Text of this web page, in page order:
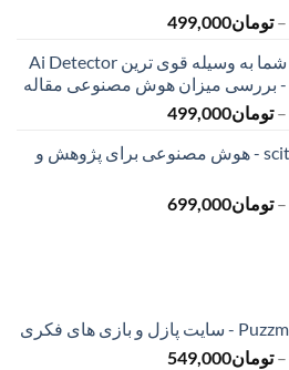
تومان399,000
– تومان499,000محدوده
تومان199,000
تا
تومان499,000
بررسی مقالات شما به وسیله قوی ترین Ai Detector
– تومان499,000محدوده
تومان299,000
تومان499,000
اکانت پرمیوم scite - هوش مصنوعی برای پژوهش و
– تومان699,000محدوده
– تومان549,000